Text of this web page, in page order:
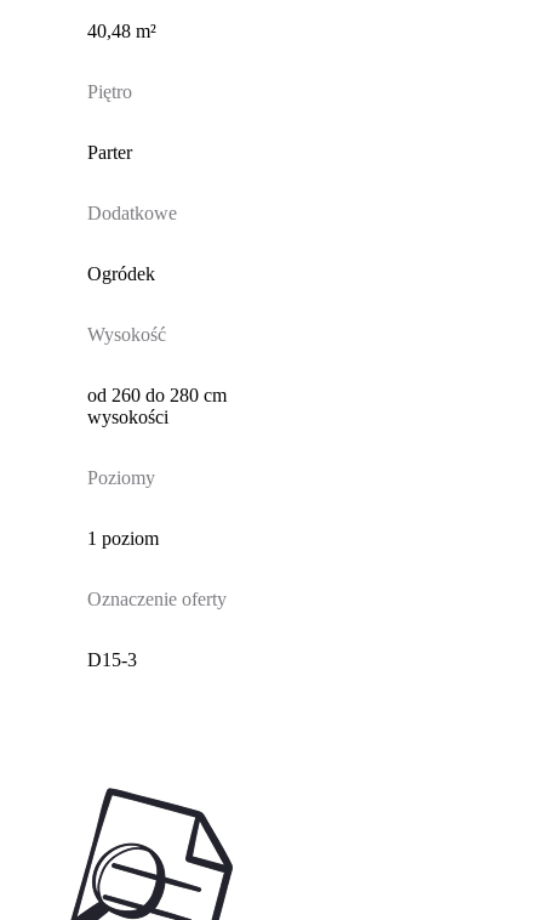
40,48 m²
Piętro
Parter
Dodatkowe
Ogródek
Wysokość
od 260 do 280 cm
wysokości
Poziomy
1 poziom
Oznaczenie oferty
D15-3